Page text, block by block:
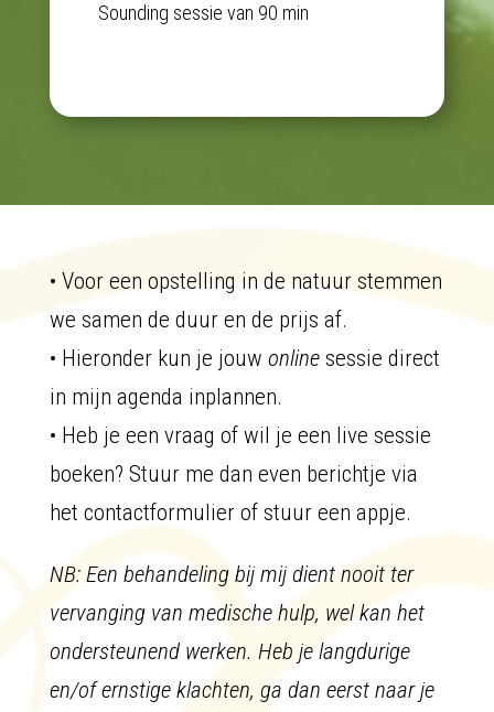
Sounding sessie van 90 min
• Voor een opstelling in de natuur stemmen
we samen de duur en de prijs af.
• Hieronder kun je jouw online sessie direct
in mijn agenda inplannen.
• Heb je een vraag of wil je een live sessie
boeken? Stuur me dan even berichtje via
het contactformulier of stuur een appje.
NB: Een behandeling bij mij dient nooit ter
vervanging van medische hulp, wel kan het
ondersteunend werken. Heb je langdurige
en/of ernstige klachten, ga dan eerst naar je